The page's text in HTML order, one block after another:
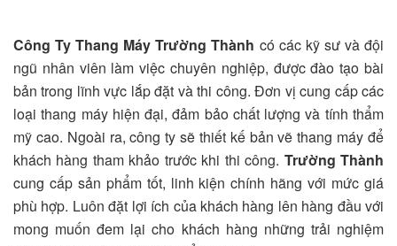
Công Ty Thang Máy Trường Thành có các kỹ sư và đội
ngũ nhân viên làm việc chuyên nghiệp, được đào tạo bài
bản trong lĩnh vực lắp đặt và thi công. Đơn vị cung cấp các
loại thang máy hiện đại, đảm bảo chất lượng và tính thẩm
mỹ cao. Ngoài ra, công ty sẽ thiết kế bản vẽ thang máy để
khách hàng tham khảo trước khi thi công. Trường Thành
cung cấp sản phẩm tốt, linh kiện chính hãng với mức giá
phù hợp. Luôn đặt lợi ích của khách hàng lên hàng đầu với
mong muốn đem lại cho khách hàng những trải nghiệm